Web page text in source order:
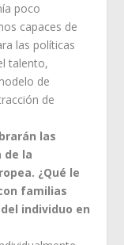
poco
capaces de
las políticas
talento,
de
de
las
de la
¿Qué le
familias
individuo en